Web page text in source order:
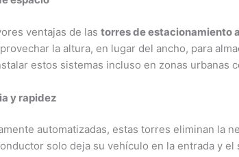
ventajas de lastorres de estacionamiento
la altura, en lugar del ancho, para
estos sistemas incluso en zonas urbanas
y rapidez
automatizadas, estas torres eliminan la
solo deja su vehículo en la entrada y el